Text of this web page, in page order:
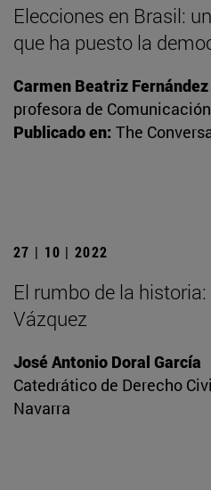
Elecciones en Brasil:
que ha puesto la
Carmen Beatriz Fernández
profesora de
Publicado en: The
27 | 10 | 2022
El rumbo de la
Vázquez
José Antonio Doral García
Catedrático de Derecho
Navarra